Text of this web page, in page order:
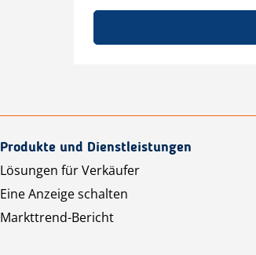
Produkte und Dienstleistungen
Lösungen für Verkäufer
Eine Anzeige schalten
Markttrend-Bericht